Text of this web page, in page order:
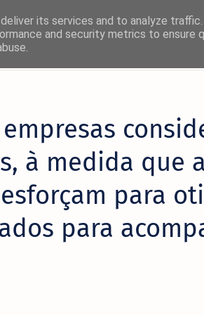
🚀
favoritas:
Facebook
à medida que
para
para
its services and to analyze
and security metrics to ensure